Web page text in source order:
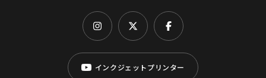
インクジェットプリンター